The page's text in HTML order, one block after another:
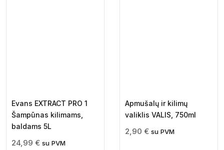
Evans EXTRACT PRO 1
Šampūnas kilimams,
baldams 5L
24,99 € su PVM
Apmušalų ir kilimų
valiklis VALIS, 750ml
2,90 € su PVM